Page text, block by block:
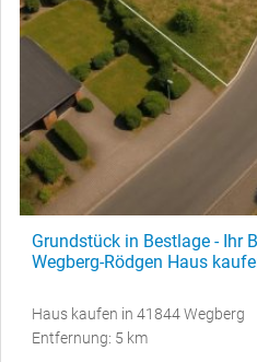
Grundstück in Bestlage - Ihr
Wegberg-Rödgen Haus
Haus kaufen in 41844 Wegberg
Entfernung: 5 km